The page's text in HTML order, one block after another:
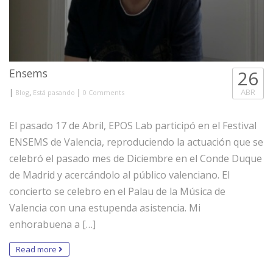
Ensems
| Blog, Está pasando | 0 Comments
26
ABR
El pasado 17 de Abril, EPOS Lab participó en el Festival
ENSEMS de Valencia, reproduciendo la actuación que se
celebró el pasado mes de Diciembre en el Conde Duque
de Madrid y acercándolo al público valenciano. El
concierto se celebro en el Palau de la Música de
Valencia con una estupenda asistencia. Mi
enhorabuena a […]
Read more